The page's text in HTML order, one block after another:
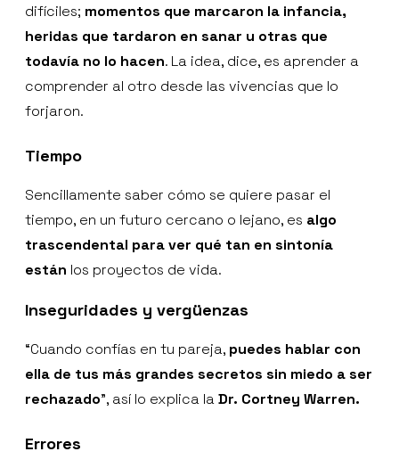
difíciles; momentos que marcaron la infancia,
heridas que tardaron en sanar u otras que
todavía no lo hacen. La idea, dice, es aprender a
comprender al otro desde las vivencias que lo
forjaron.
Tiempo
Sencillamente saber cómo se quiere pasar el
tiempo, en un futuro cercano o lejano, es algo
trascendental para ver qué tan en sintonía
están los proyectos de vida.
Inseguridades y vergüenzas
“Cuando confías en tu pareja, puedes hablar con
ella de tus más grandes secretos sin miedo a ser
rechazado”, así lo explica laDr. Cortney Warren.
Errores